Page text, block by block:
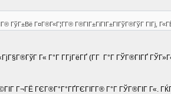
ГўГ±Вё Г¤Г®Г«Г¦Г­Г® Г®ГІГ±ГіГІГ±ГІГўГ®ГўГ ГІГј,
Г« Г°Г Г­ГјГёГҐ (Г­Г Г°Г ГЎГ®ГІГҐ
Г¬ГЁ ГЄГ®Г°Г°ГҐГЄГІГ­Г® Г°Г ГЎГ®ГІГ Г«.